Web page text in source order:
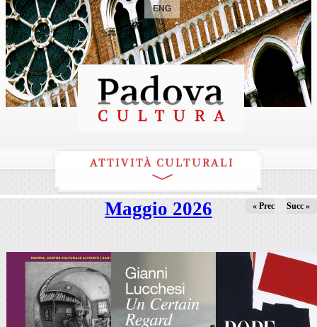
ENG
ATTIVITÀ CULTURALI
Maggio 2026 « Prec Succ »